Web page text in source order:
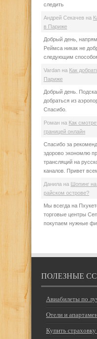
следить
Андрей Секачев на
в Париже
Добрый день,
Реймса никак не
следующим
Vardan на Как
Париже
Добрый день.
добраться из
Спасибо.
Роман на Как
границей онлайн
Спасибо за
здорово экономлю
трансляций на
каналов. Привет
Данила на Шопинг на
райском острове?
Мы всегда на
торговые центры
покупаем нужные
ПОЛЕЗНЫЕ
Авиабилеты по
Отели и
Купить